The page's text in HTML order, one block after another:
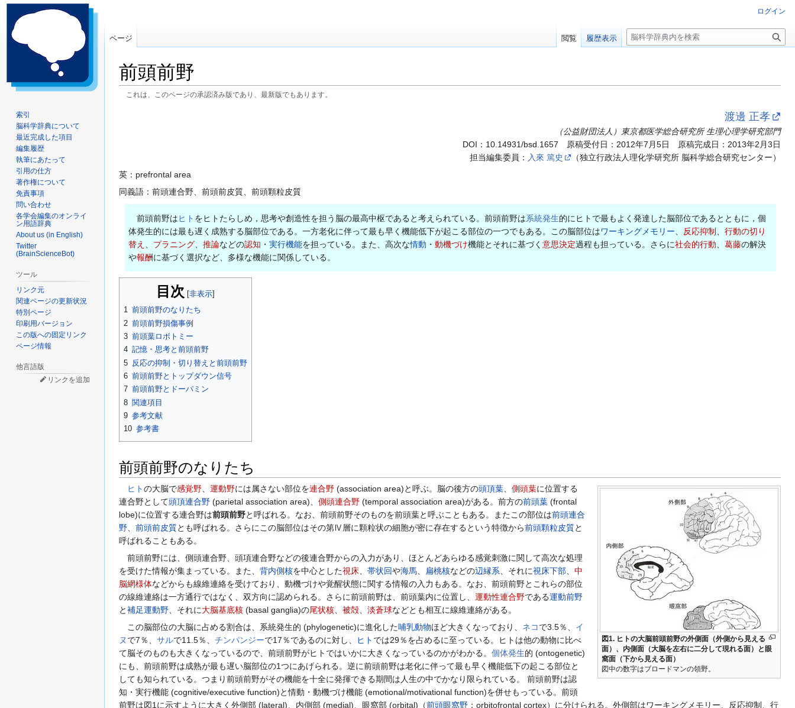
前頭前野
これは、このページの承認済み版であり、最新版でもあります。
ョ
ン
に
渡邊 正孝
（公益財団法人）東京都医学総合研究所 生理心理学研究部門
DOI： 10.14931/bsd.1657 原稿受付日：2012年7月5日 原稿完成日：2013年2月3日
担当編集委員： 入來 篤史
（独立行政法人理化学研究所 脳科学総合研究センター）
英：prefrontal area
同義語：前頭連合野、前頭前皮質、前頭顆粒皮質
前頭前野はヒト をヒトたらしめ，思考や創造性を担う脳の最高中枢であると考えられている。前頭前野は系統発生的にヒトで最もよく発達した脳部位であるとともに，個
体発生的には最も遅く成熟する脳部位である。一方老化に伴って最も早く機能低下が起こる部位の一つでもある。この脳部位はワーキングメモリー、 反応抑制 、 行動の切り
替え 、 プラニング、 推論などの認知 ・ 実行機能を担っている。また、高次な情動 ・ 動機づけ機能とそれに基づく 意思決定過程も担っている。さらに社会的行動、 葛藤の解決
や報酬に基づく選択など、多様な機能に関係している。
目次
1 前頭前野のなりたち
2 前頭前野損傷事例
3 前頭葉ロボトミー
4 記憶・思考と前頭前野
5 反応の抑制・切り替えと前頭前野
6 前頭前野とトップダウン信号
7 前頭前野とドーパミン
8 関連項目
9 参考文献
10 参考書
前頭前野のなりたち
図1. ヒトの大脳前頭前野の外側面（外側から見える
面）、内側面（大脳を左右に二分して現れる面）と眼
窩面（下から見える面）
図中の数字はブロードマンの領野。
ヒトの大脳で感覚野 運動野には属さない部位を連合野 (association area)と呼ぶ。脳の後方の頭頂葉 側頭葉に位置する
連合野として頭頂連合野 (parietal association area)、 側頭連合野 (temporal association area)がある。前方の前頭葉 (frontal
lobe)に位置する連合野は前頭前野と呼ばれる。なお、前頭前野そのものを前頭葉と呼ぶこともある。またこの部位は前頭連合
野
前頭前皮質とも呼ばれる。さらにこの脳部位はその第Ⅳ層に顆粒状の細胞が密に存在するという特徴から前頭顆粒皮質と
呼ばれることもある。
前頭前野には、側頭連合野、頭項連合野などの後連合野からの入力があり、ほとんどあらゆる感覚刺激に関して高次な処理
を受けた情報が集まっている。また、 背内側核を中心とした視床 帯状回や海馬 扁桃核などの辺縁系 、それに視床下部
中
脳網様体などからも線維連絡を受けており、動機づけや覚醒状態に関する情報の入力もある。なお、前頭前野とこれらの部位
の線維連絡は一方通行ではなく、双方向に認められる。さらに前頭前野は、前頭葉内に位置し、 運動性連合野である運動前野
と補足運動野 、それに大脳基底核 (basal ganglia)の尾状核 被殻 淡蒼球などとも相互に線維連絡がある。
この脳部位の大脳に占める割合は、系統発生的 (phylogenetic)に進化した哺乳動物ほど大きくなっており、 ネコで3.5％、 イ
ヌ で7％、 サルで11.5％、 チンパンジーで17％であるのに対し、 ヒト では29％を占めるに至っている。ヒトは他の動物に比べ
て脳そのものも大きくなっているので、前頭前野がヒトではいかに大きくなっているのかがわかる。 個体発生的 (ontogenetic)
にも、前頭前野は成熟が最も遅い脳部位の1つにあげられる。逆に前頭前野は老化に伴って最も早く機能低下の起こる部位と
しても知られている。つまり前頭前野がその機能を十全に発揮できる期間は人生の中でかなり限られている。 前頭前野は認
知・実行機能 (cognitive/executive function)と情動・動機づけ機能 (emotional/motivational function)を併せもっている。前頭
前野は図1に示すように大きく外側部 (lateral)、内側部 (medial)、眼窩部 (orbital)（前頭眼窩野 ：orbitofrontal cortex）に分けられる。外側部はワーキングメモリー、反応抑制、行
ログイン
ページ 閲覧 履歴表示
検
索
索引
脳科学辞典について
最近完成した項目
編集履歴
執筆にあたって
引用の仕方
著作権について
免責事項
問い合わせ
各学会編集のオンライ
ン用語辞典
About us (in English)
Twitter
(BrainScienceBot)
ツール
リンク元
関連ページの更新状況
特別ページ
印刷用バージョン
この版への固定リンク
ページ情報
他言語版
リンクを追加